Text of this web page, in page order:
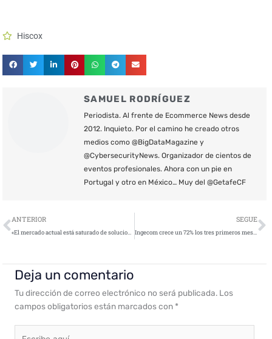
Hiscox
SAMUEL RODRÍGUEZ
Periodista. Al frente de Ecommerce News desde
2012. Inquieto. Por el camino he creado otros
medios como @BigDataMagazine y
@CybersecurityNews. Organizador de cientos de
eventos profesionales. Ahora con un pie en
Portugal y otro en México… Muy del @GetafeCF
Ant
ANTERIOR
«El mercado actual está saturado de soluciones de ciberseguridad que no se integran entre sí, siendo ineficientes e inefectivas»
SEGUE
Ingecom crece un 72% los tres primeros meses del año
Deja un comentario
Tu dirección de correo electrónico no será publicada. Los
campos obligatorios están marcados con *